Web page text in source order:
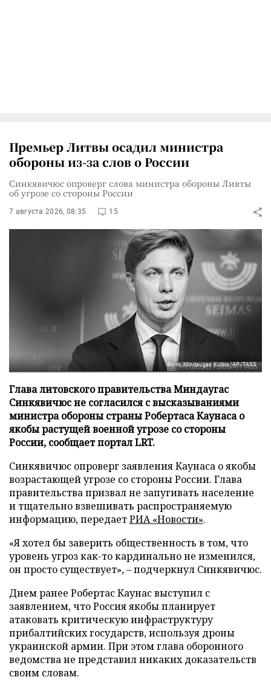
Премьер Литвы осадил министра
обороны из-за слов о России
Синкявичюс опроверг слова министра обороны Ливты
об угрозе со стороны России
7 августа 2026, 08:35 15
Фото: Mindaugas Kulbis/AP/TASS
Глава литовского правительства Миндаугас
Синкявичюс не согласился с высказываниями
министра обороны страны Робертаса Каунаса о
якобы растущей военной угрозе со стороны
России, сообщает портал LRT.
Синкявичюс опроверг заявления Каунаса о якобы
возрастающей угрозе со стороны России. Глава
правительства призвал не запугивать население
и тщательно взвешивать распространяемую
информацию, передаетРИА «Новости».
«Я хотел бы заверить общественность в том, что
уровень угроз как-то кардинально не изменился,
он просто существует», – подчеркнул Синкявичюс.
Днем ранее Робертас Каунас выступил с
заявлением, что Россия якобы планирует
атаковать критическую инфраструктуру
прибалтийских государств, используя дроны
украинской армии. При этом глава оборонного
ведомства не представил никаких доказательств
своим словам.